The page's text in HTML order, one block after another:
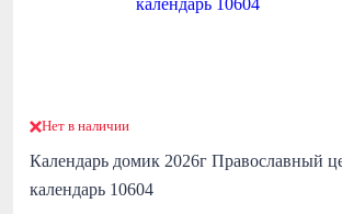
Нет в наличии
Календарь домик 2026г Православный
календарь 10604